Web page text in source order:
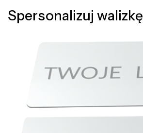
Spersonalizuj walizkę